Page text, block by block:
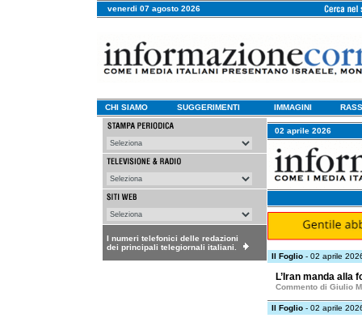
venerdi 07 agosto 2026
CHI SIAMO SUGGERIMENTI IMMAGINI
I numeri telefonici delle redazioni
dei principali telegiornali italiani.
02 aprile 2026
Il Foglio - 02 aprile
L’Iran manda
Commento di Giulio
Il Foglio - 02 aprile